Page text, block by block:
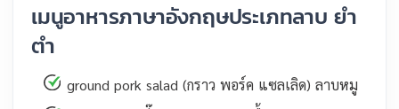
เมนูอาหารภาษาอังกฤษประเภทลาบ ยำ
ตำ
ground pork salad (กราว พอร์ค แซลเลิด) ลาบหมู